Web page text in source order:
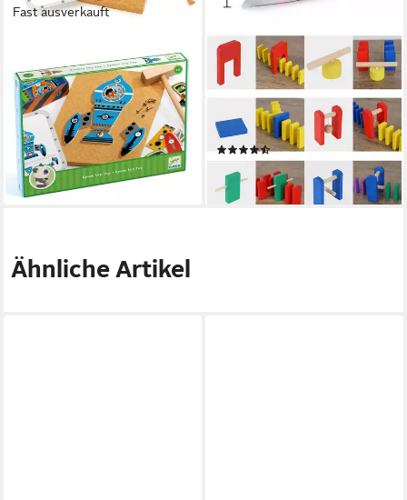
Fast ausverkauft
Spiel Hämmerchenspiel Tap
Tap Weltraum für Kinder,
Hämmerchenspiel Tap Tap
Weltraum, Hämmerchenspiel
30,50 €
lieferbar - in 2-3 Werktagen bei dir
CALMADO
Spielesammlung Domino
Steine Spiel aus Holz
Dominosteine im Set +
Tasche + Anleitung
(6)
lieferbar - in 2-3 Werktagen bei dir
Ähnliche Artikel